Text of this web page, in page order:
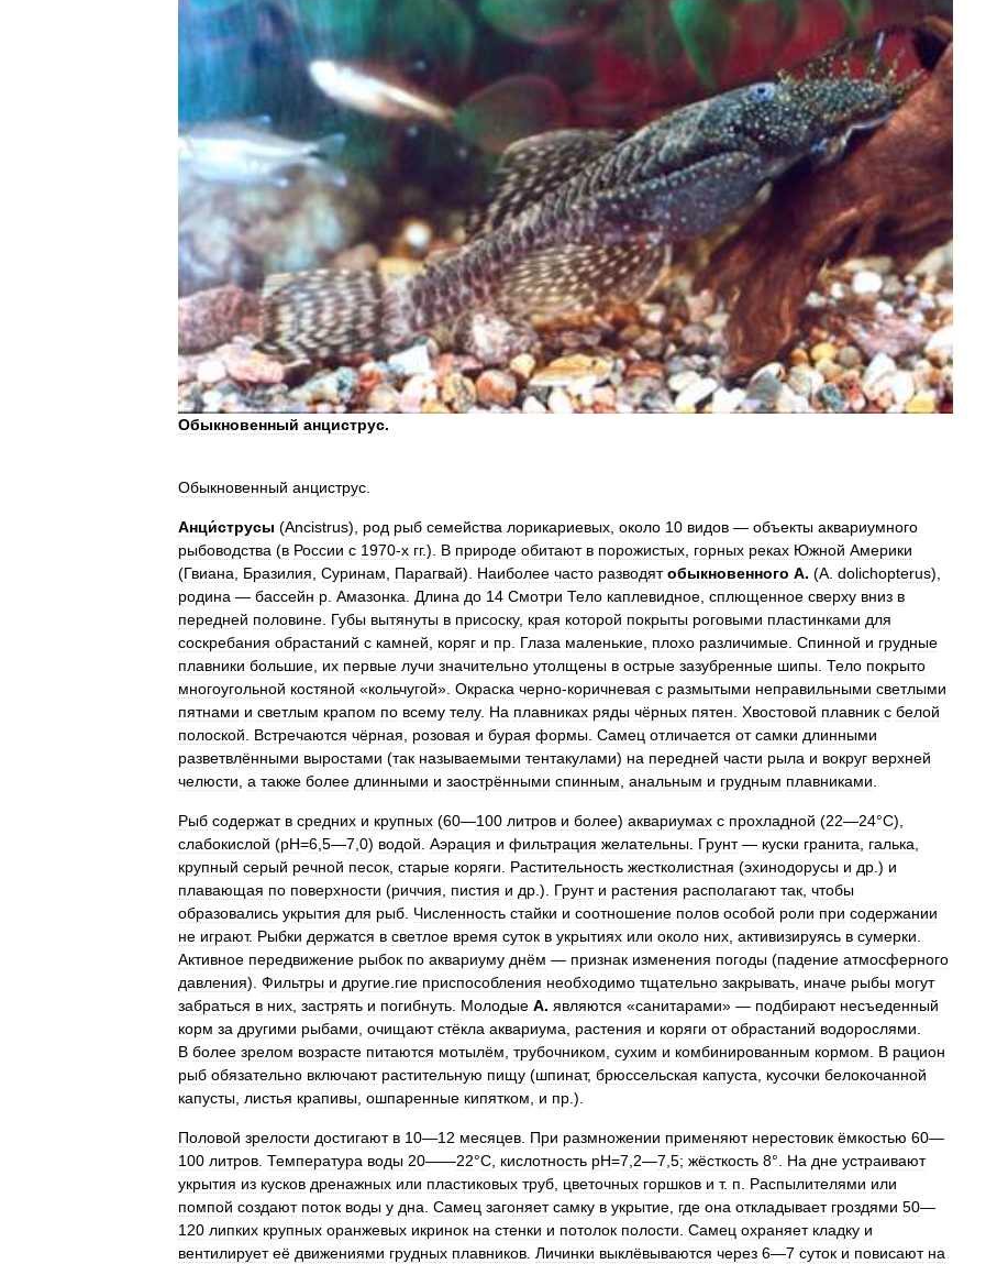
Обыкновенный анциструс.
Обыкновенный анциструс
Анци́струсы (Ancistrus), род рыб семейства лорикариевых около 10 видов — объекты аквариумного
рыбоводства (в России с 1970-х гг.). В природе обитают в порожистых горных реках Южной Америки
(Гвиана Бразилия Суринам Парагвай). Наиболее часто разводят обыкновенного А. (A dolichopterus),
родина — бассейн р Амазонка Длина до 14 Смотри Тело каплевидное сплющенное сверху вниз в
передней половине Губы вытянуты в присоску, края которой покрыты роговыми пластинками для
соскребания обрастаний с камней коряг и пр Глаза маленькие плохо различимые Спинной и грудные
плавники большие их первые лучи значительно утолщены в острые зазубренные шипы Тело покрыто
многоугольной костяной «кольчугой». Окраска черно-коричневая с размытыми неправильными светлыми
пятнами и светлым крапом по всему телу. На плавниках ряды чёрных пятен Хвостовой плавник с белой
полоской
Встречаются чёрная розовая и бурая формы Самец отличается от самки длинными
разветвлёнными выростами (так называемыми тентакулами) на передней части рыла и вокруг верхней
челюсти а также более длинными и заострёнными спинным анальным и грудным плавниками
Рыб содержат в средних и крупных (60—100 литров и более) аквариумах с прохладной (22—24°C),
слабокислой (рН=6 5—7 0) водой Аэрация и фильтрация желательны Грунт— куски гранита галька
крупный серый речной песок старые коряги Растительность жестколистная (эхинодорусы и др .) и
плавающая по поверхности (риччия пистия и др .). Грунт и растения располагают так чтобы
образовались укрытия для рыб Численность стайки и соотношение полов особой роли при содержании
не играют. Рыбки держатся в светлое время суток в укрытиях или около них активизируясь в сумерки
Активное передвижение рыбок по аквариуму днём — признак изменения погоды (падение атмосферного
давления). Фильтры и другие гие приспособления необходимо тщательно закрывать иначе рыбы могут
забраться в них застрять и погибнуть Молодые А. являются «санитарами» — подбирают несъеденный
корм за другими рыбами очищают стёкла аквариума растения и коряги от обрастаний водорослями
В более зрелом возрасте питаются мотылём трубочником сухим и комбинированным кормом В рацион
рыб обязательно включают растительную пищу (шпинат, брюссельская капуста кусочки белокочанной
капусты листья крапивы ошпаренные кипятком и пр .).
Половой зрелости достигают в 10—12 месяцев При размножении применяют нерестовик ёмкостью 60—
100 литров Температура воды 20——22°C кислотность рН=7 2—7 5; жёсткость 8°. На дне устраивают
укрытия из кусков дренажных или пластиковых труб цветочных горшков и т. п Распылителями или
помпой создают поток воды у дна Самец загоняет самку в укрытие где она откладывает гроздями 50—
120 липких крупных оранжевых икринок на стенки и потолок полости Самец охраняет кладку и
вентилирует её движениями грудных плавников Личинки выклёвываются через 6—7 суток и повисают на